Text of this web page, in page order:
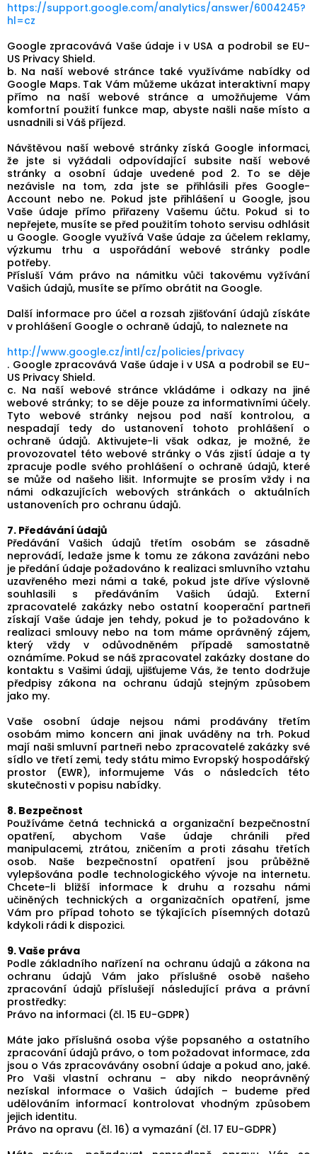
https://support.google.com/analytics/answer/6004245?
hl=cz
Google zpracovává Vaše údaje i v USA a podrobil se EU-
US Privacy Shield.
b. Na naší webové stránce také využíváme nabídky od
Google Maps. Tak Vám můžeme ukázat interaktivní mapy
přímo na naší webové stránce a umožňujeme Vám
komfortní použití funkce map, abyste našli naše místo a
usnadnili si Váš příjezd.
Návštěvou naší webové stránky získá Google informaci,
že jste si vyžádali odpovídající subsite naší webové
stránky a osobní údaje uvedené pod 2. To se děje
nezávisle na tom, zda jste se přihlásili přes Google-
Account nebo ne. Pokud jste přihlášení u Google, jsou
Vaše údaje přímo přiřazeny Vašemu účtu. Pokud si to
nepřejete, musíte se před použitím tohoto servisu odhlásit
u Google. Google využívá Vaše údaje za účelem reklamy,
výzkumu trhu a uspořádání webové stránky podle
potřeby.
Přísluší Vám právo na námitku vůči takovému vyžívání
Vašich údajů, musíte se přímo obrátit na Google.
Další informace pro účel a rozsah zjišťování údajů získáte
v prohlášení Google o ochraně údajů, to naleznete na
http://www.google.cz/intl/cz/policies/privacy
. Google zpracovává Vaše údaje i v USA a podrobil se EU-
US Privacy Shield.
c. Na naší webové stránce vkládáme i odkazy na jiné
webové stránky; to se děje pouze za informativními účely.
Tyto webové stránky nejsou pod naší kontrolou, a
nespadají tedy do ustanovení tohoto prohlášení o
ochraně údajů. Aktivujete-li však odkaz, je možné, že
provozovatel této webové stránky o Vás zjistí údaje a ty
zpracuje podle svého prohlášení o ochraně údajů, které
se může od našeho lišit. Informujte se prosím vždy i na
námi odkazujících webových stránkách o aktuálních
ustanoveních pro ochranu údajů.
7. Předávání údajů
Předávání Vašich údajů třetím osobám se zásadně
neprovádí, ledaže jsme k tomu ze zákona zavázáni nebo
je předání údaje požadováno k realizaci smluvního vztahu
uzavřeného mezi námi a také, pokud jste dříve výslovně
souhlasili s předáváním Vašich údajů. Externí
zpracovatelé zakázky nebo ostatní kooperační partneři
získají Vaše údaje jen tehdy, pokud je to požadováno k
realizaci smlouvy nebo na tom máme oprávněný zájem,
který vždy v odůvodněném případě samostatně
oznámíme. Pokud se náš zpracovatel zakázky dostane do
kontaktu s Vašimi údaji, ujišťujeme Vás, že tento dodržuje
předpisy zákona na ochranu údajů stejným způsobem
jako my.
Vaše osobní údaje nejsou námi prodávány třetím
osobám mimo koncern ani jinak uváděny na trh. Pokud
mají naši smluvní partneři nebo zpracovatelé zakázky své
sídlo ve třetí zemi, tedy státu mimo Evropský hospodářský
prostor (EWR), informujeme Vás o následcích této
skutečnosti v popisu nabídky.
8. Bezpečnost
Používáme četná technická a organizační bezpečnostní
opatření, abychom Vaše údaje chránili před
manipulacemi, ztrátou, zničením a proti zásahu třetích
osob. Naše bezpečnostní opatření jsou průběžně
vylepšována podle technologického vývoje na internetu.
Chcete-li bližší informace k druhu a rozsahu námi
učiněných technických a organizačních opatření, jsme
Vám pro případ tohoto se týkajících písemných dotazů
kdykoli rádi k dispozici.
9. Vaše práva
Podle základního nařízení na ochranu údajů a zákona na
ochranu údajů Vám jako příslušné osobě našeho
zpracování údajů příslušejí následující práva a právní
prostředky:
Právo na informaci (čl. 15 EU-GDPR)
Máte jako příslušná osoba výše popsaného a ostatního
zpracování údajů právo, o tom požadovat informace, zda
jsou o Vás zpracovávány osobní údaje a pokud ano, jaké.
Pro Vaši vlastní ochranu – aby nikdo neoprávněný
nezískal informace o Vašich údajích – budeme před
udělováním informací kontrolovat vhodným způsobem
jejich identitu.
Právo na opravu (čl. 16) a vymazání (čl. 17 EU-GDPR)